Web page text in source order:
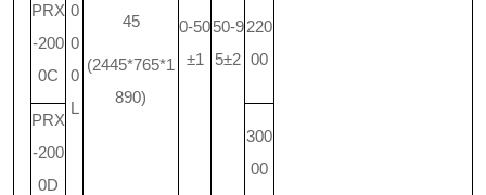
0
0
0
L
45
(2445*765*1
890)
0-50
±1
50-9
5±2
PRX
-200
0C
220
00
PRX
-200
0D
300
00